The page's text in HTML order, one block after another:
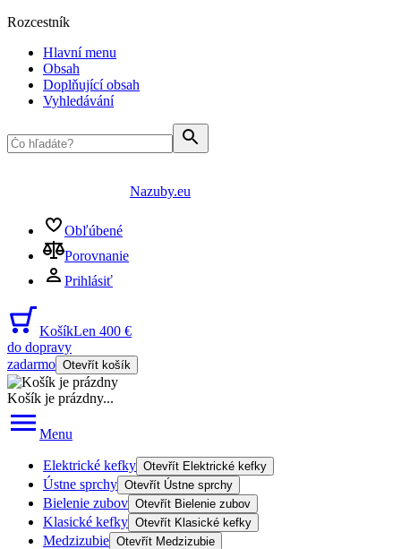
Rozcestník
Hlavní menu
Obsah
Doplňující obsah
Vyhledávání
Nazuby.eu
Obľúbené
Porovnanie
Prihlásiť
KošíkLen 400 €
do dopravy
zadarmo Otevřít košík
Košík je prázdny...
Menu
Elektrické kefky Otevřít Elektrické kefky
Ústne sprchy Otevřít Ústne sprchy
Bielenie zubov Otevřít Bielenie zubov
Klasické kefky Otevřít Klasické kefky
Medzizubie Otevřít Medzizubie